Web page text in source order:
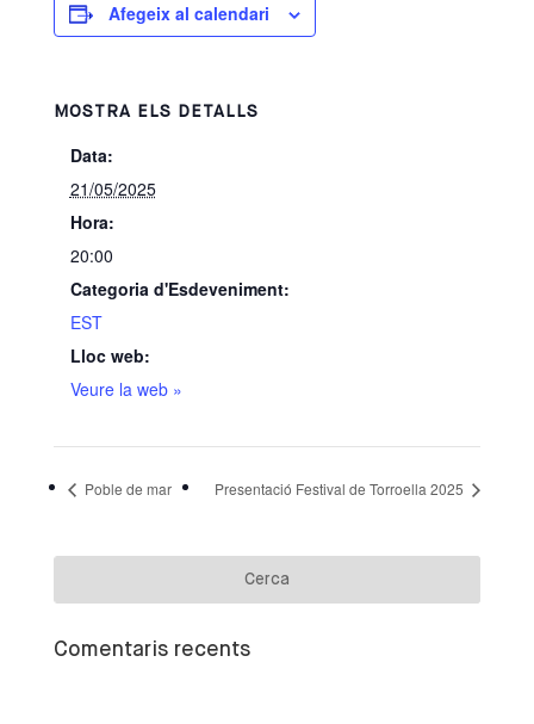
Afegeix al calendari
MOSTRA ELS DETALLS
Data:
21/05/2025
Hora:
20:00
Categoria d'Esdeveniment:
EST
Lloc web:
Veure la web »
Poble de mar Presentació Festival de Torroella 2025
Comentaris recents